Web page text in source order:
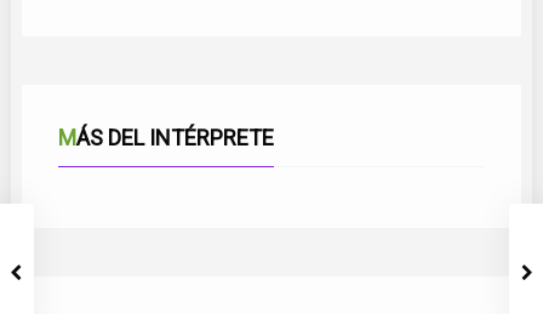
MÁS DEL INTÉRPRETE